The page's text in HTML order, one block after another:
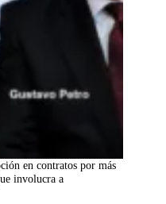
en contratos por más
involucra a